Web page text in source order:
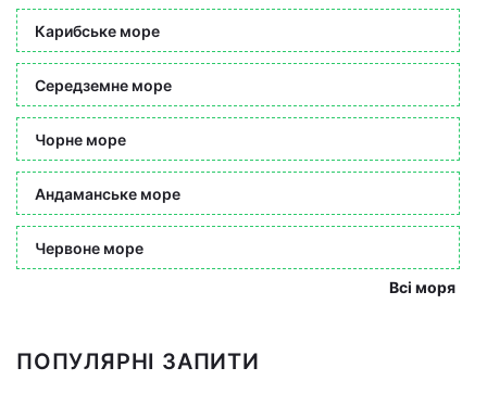
Карибське море
Середземне море
Чорне море
Андаманське море
Червоне море
Всі моря
ПОПУЛЯРНІ ЗАПИТИ